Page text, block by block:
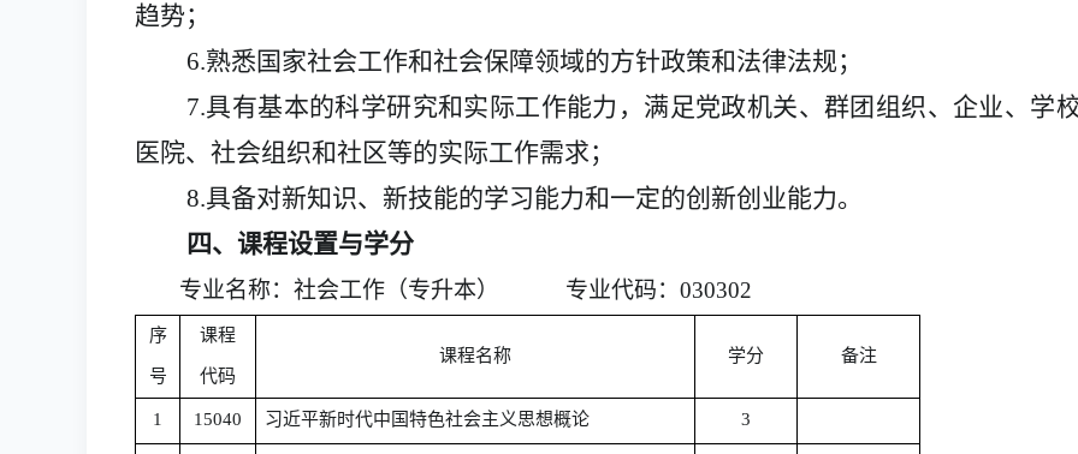
趋势；
6.熟悉国家社会工作和社会保障领域的方针政策和法律法规；
7.具有基本的科学研究和实际工作能力，满足党政机关、群团组织、企业、学
医院、社会组织和社区等的实际工作需求；
8.具备对新知识、新技能的学习能力和一定的创新创业能力。
四、课程设置与学分
专业名称：社会工作（专升本） 专业代码： 030302
序
号
课程
代码
课程名称 学分 备注
1 15040 习近平新时代中国特色社会主义思想概论 3